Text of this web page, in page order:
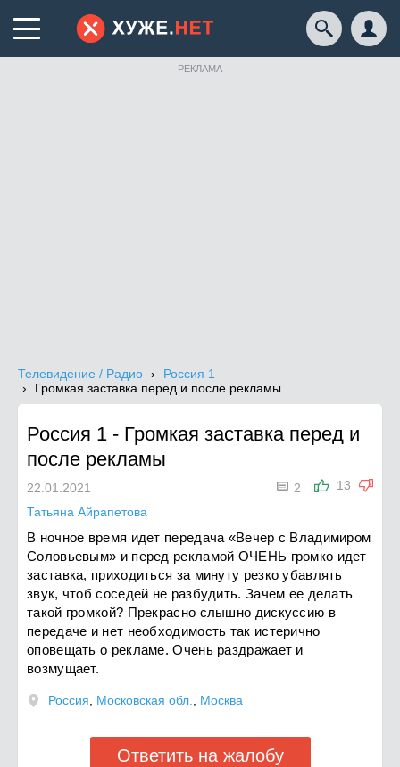
РЕКЛАМА
Телевидение / Радио
Россия 1
Громкая заставка перед и после рекламы
Россия 1 - Громкая заставка перед и
после рекламы
13
 2
22.01.2021
Татьяна Айрапетова
В ночное время идет передача «Вечер с Владимиром
Соловьевым» и перед рекламой ОЧЕНЬ громко идет
заставка, приходиться за минуту резко убавлять
звук, чтоб соседей не разбудить. Зачем ее делать
такой громкой? Прекрасно слышно дискуссию в
передаче и нет необходимость так истерично
оповещать о рекламе. Очень раздражает и
возмущает.
Россия Московская обл. Москва
Ответить на жалобу